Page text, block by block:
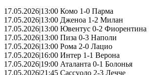
17.05.2026|13:00 Комо 1-0 Парма
17.05.2026|13:00 Дженоа 1-2 Милан
17.05.2026|13:00 Ювентус 0-2 Фиорентина
17.05.2026|13:00 Пиза 0-3 Наполи
17.05.2026|13:00 Рома 2-0 Лацио
17.05.2026|16:00 Интер 1-1 Верона
17.05.2026|19:00 Аталанта 0-1 Болонья
17.05.2026|21:45 Сассуоло 2-3 Лечче